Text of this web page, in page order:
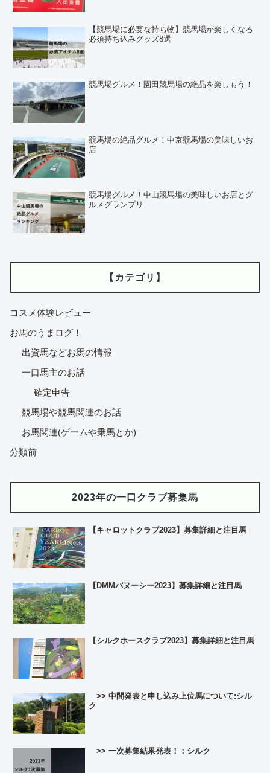
【競馬場に必要な持ち物】競馬場が楽しくなる
必須持ち込みグッズ8選
競馬場グルメ！園田競馬場の絶品を楽しもう！
競馬場の絶品グルメ！中京競馬場の美味しいお
店
競馬場グルメ！中山競馬場の美味しいお店とグ
ルメグランプリ
【カテゴリ】
コスメ体験レビュー
お馬のうまログ！
出資馬などお馬の情報
一口馬主のお話
確定申告
競馬場や競馬関連のお話
お馬関連(ゲームや乗馬とか)
分類前
2023年の一口クラブ募集馬
【キャロットクラブ2023】募集詳細と注目馬
【DMMバヌーシー2023】募集詳細と注目馬
【シルクホースクラブ2023】募集詳細と注目馬
>> 中間発表と申し込み上位馬について:シル
ク
>> 一次募集結果発表！：シルク